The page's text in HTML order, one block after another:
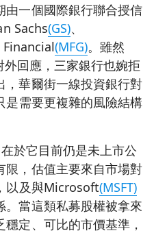
由一個國際銀行聯合授信
Sachs(GS)、
(MFG)。雖然
回應，三家銀行也婉拒
，華爾街一線投資銀行對
是需要更複雜的風險結構
於它目前仍是未上市公
限，估值主要來自市場對
以及與Microsoft(MSFT)
。當這類私募股權被拿來
定、可比的市價基準，